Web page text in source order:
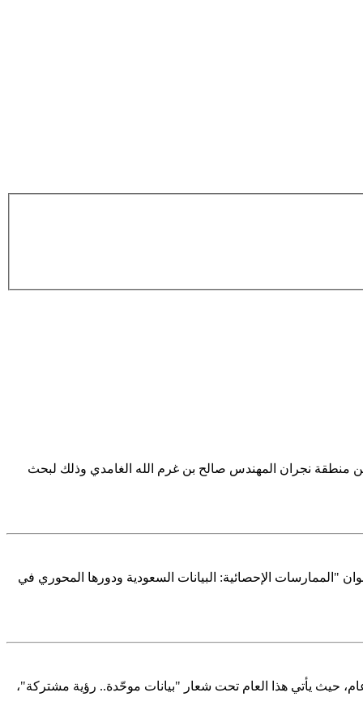
منطقة نجران المهندس صالح بن غرم الله الغامدي وذلك لبحث
"الممارسات الإحصائية: البيانات السعودية ودورها المحوري في
التعاون لدول الخليج العربية في الاحتفاء بيوم الإحصاء الخليجي الذي يوافق 24 ديسمبر من كل عام، حيث يأتي هذا العام تحت شعار "بيانات موحّدة.. رؤية مشتركة"،